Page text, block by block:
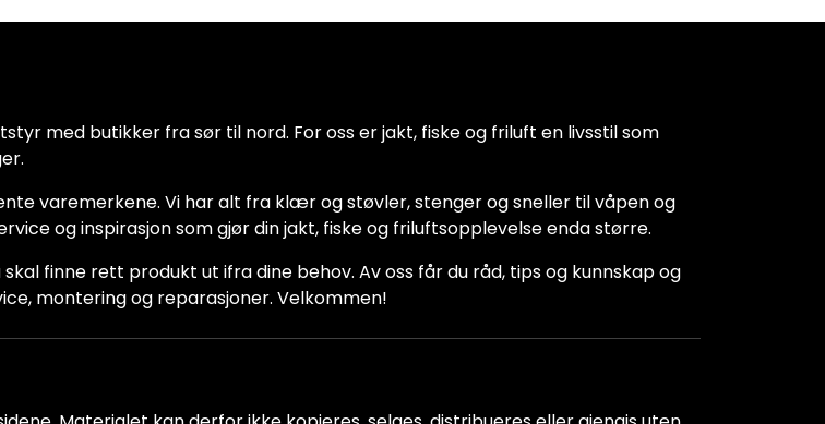
med butikker fra sør til nord. For oss er jakt, fiske og friluft en livsstil som
varemerkene. Vi har alt fra klær og støvler, stenger og sneller til våpen og
og inspirasjon som gjør din jakt, fiske og friluftsopplevelse enda større.
finne rett produkt ut ifra dine behov. Av oss får du råd, tips og kunnskap og
montering og reparasjoner. Velkommen!